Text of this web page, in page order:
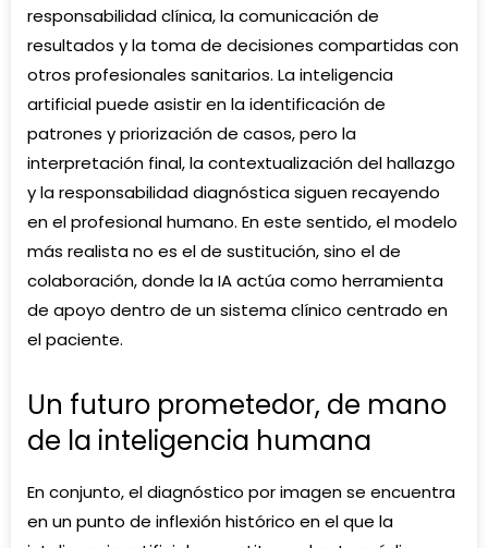
responsabilidad clínica, la comunicación de
resultados y la toma de decisiones compartidas con
otros profesionales sanitarios. La inteligencia
artificial puede asistir en la identificación de
patrones y priorización de casos, pero la
interpretación final, la contextualización del hallazgo
y la responsabilidad diagnóstica siguen recayendo
en el profesional humano. En este sentido, el modelo
más realista no es el de sustitución, sino el de
colaboración, donde la IA actúa como herramienta
de apoyo dentro de un sistema clínico centrado en
el paciente.
Un futuro prometedor, de mano
de la inteligencia humana
En conjunto, el diagnóstico por imagen se encuentra
en un punto de inflexión histórico en el que la